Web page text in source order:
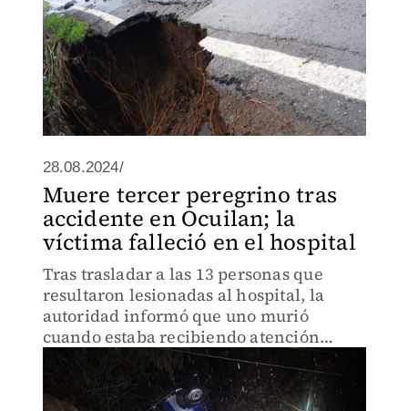
28.08.2024/
Muere tercer peregrino tras
accidente en Ocuilan; la
víctima falleció en el hospital
Tras trasladar a las 13 personas que
resultaron lesionadas al hospital, la
autoridad informó que uno murió
cuando estaba recibiendo atención
médica.